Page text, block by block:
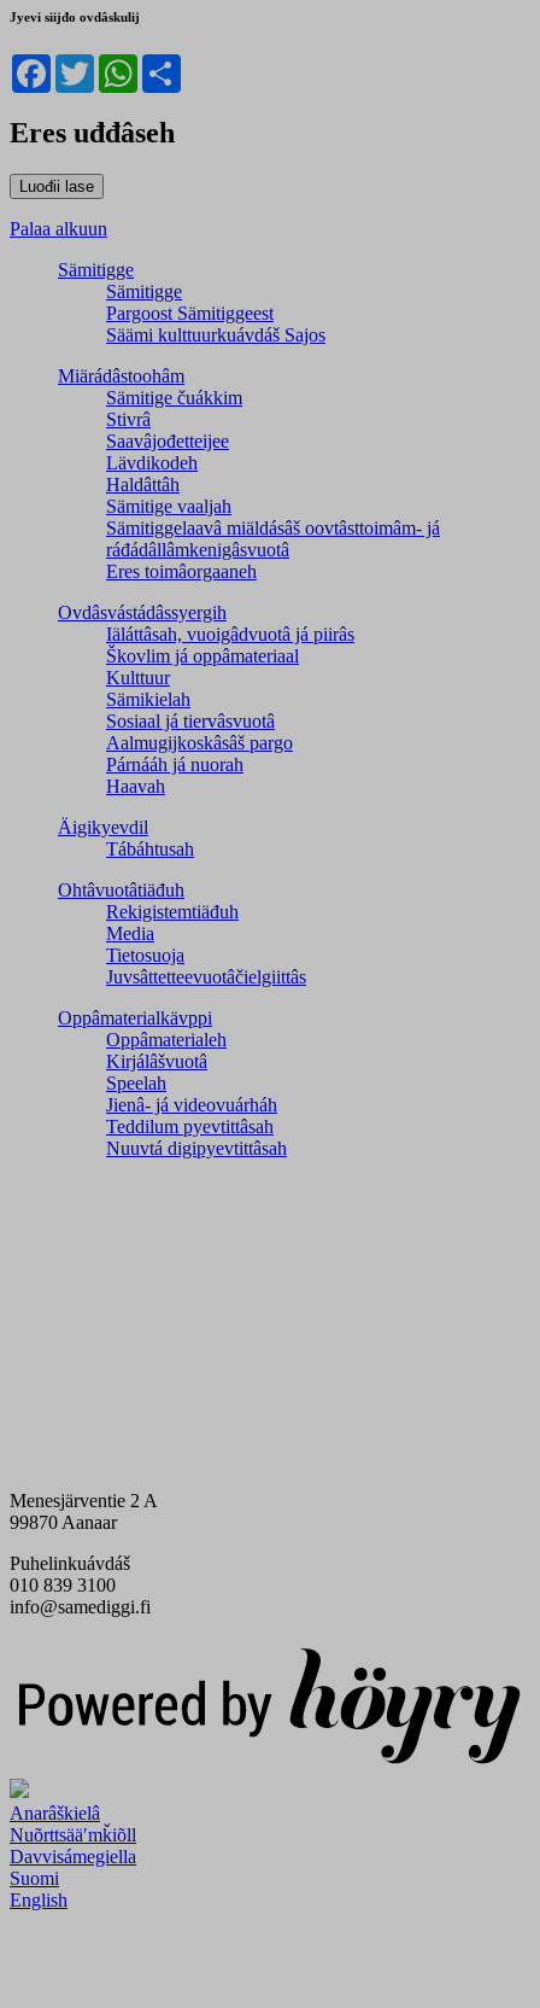
Jyevi siijđo ovdâskulij
Facebook
TwitterWhatsApp
Eres uđđâseh
Palaa alkuun
Sämitigge
Sämitigge
Pargoost Sämitiggeest
Säämi kulttuurkuávdáš Sajos
Miärádâstoohâm
Sämitige čuákkim
Stivrâ
Saavâjođetteijee
Lävdikodeh
Haldâttâh
Sämitige vaaljah
Sämitiggelaavâ miäldásâš oovtâsttoimâm- já
ráđádâllâmkenigâsvuotâ
Eres toimâorgaaneh
Ovdâsvástádâssyergih
Iäláttâsah, vuoigâdvuotâ já piirâs
Škovlim já oppâmateriaal
Kulttuur
Sämikielah
Sosiaal já tiervâsvuotâ
Aalmugijkoskâsâš pargo
Párnááh já nuorah
Haavah
Äigikyevdil
Tábáhtusah
Ohtâvuotâtiäđuh
Rekigistemtiäđuh
Media
Tietosuoja
Juvsâttetteevuotâčielgiittâs
Oppâmaterialkävppi
Oppâmaterialeh
Kirjálâšvuotâ
Speelah
Jienâ- já videovuárháh
Teddilum pyevtittâsah
Nuuvtá digipyevtittâsah
Menesjärventie 2 A
99870 Aanaar
Puhelinkuávdáš
010 839 3100
info@samediggi.fi
Anarâškielâ
Nuõrttsääʹmǩiõll
Davvisámegiella
Suomi
English